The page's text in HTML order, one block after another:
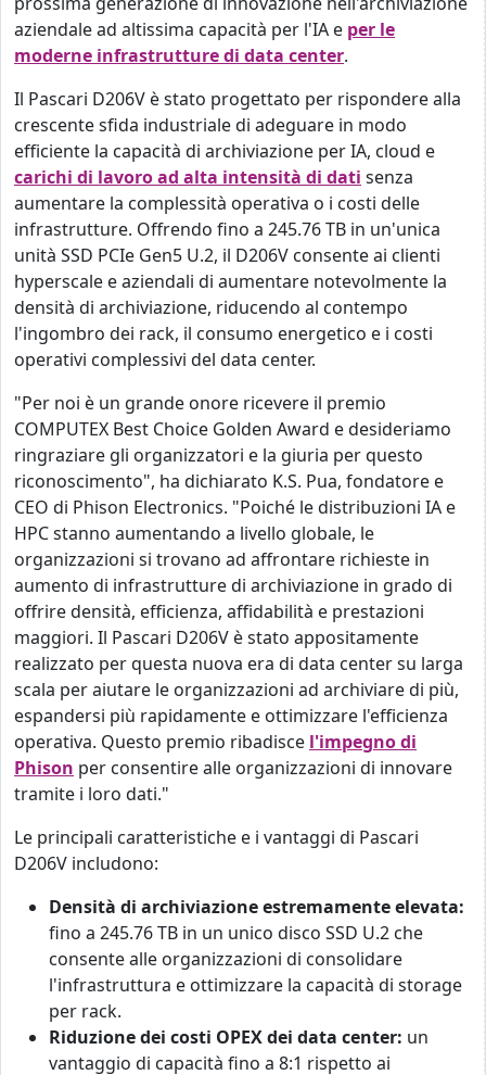
aziendale ad altissima capacità per l'IA e per le
moderne infrastrutture di data center.
Il Pascari D206V è stato progettato per rispondere alla
crescente sfida industriale di adeguare in modo
efficiente la capacità di archiviazione per IA, cloud e
carichi di lavoro ad alta intensità di dati senza
aumentare la complessità operativa o i costi delle
infrastrutture. Offrendo fino a 245.76 TB in un'unica
unità SSD PCIe Gen5 U.2, il D206V consente ai clienti
hyperscale e aziendali di aumentare notevolmente la
densità di archiviazione, riducendo al contempo
l'ingombro dei rack, il consumo energetico e i costi
operativi complessivi del data center.
"Per noi è un grande onore ricevere il premio
COMPUTEX Best Choice Golden Award e desideriamo
ringraziare gli organizzatori e la giuria per questo
riconoscimento", ha dichiarato K.S. Pua, fondatore e
CEO di Phison Electronics. "Poiché le distribuzioni IA e
HPC stanno aumentando a livello globale, le
organizzazioni si trovano ad affrontare richieste in
aumento di infrastrutture di archiviazione in grado di
offrire densità, efficienza, affidabilità e prestazioni
maggiori. Il Pascari D206V è stato appositamente
realizzato per questa nuova era di data center su larga
scala per aiutare le organizzazioni ad archiviare di più,
espandersi più rapidamente e ottimizzare l'efficienza
operativa. Questo premio ribadisce l'impegno di
Phison per consentire alle organizzazioni di innovare
tramite i loro dati."
Le principali caratteristiche e i vantaggi di Pascari
D206V includono:
Densità di archiviazione estremamente elevata:
fino a 245.76 TB in un unico disco SSD U.2 che
consente alle organizzazioni di consolidare
l'infrastruttura e ottimizzare la capacità di storage
per rack.
Riduzione dei costi OPEX dei data center: un
vantaggio di capacità fino a 8:1 rispetto ai